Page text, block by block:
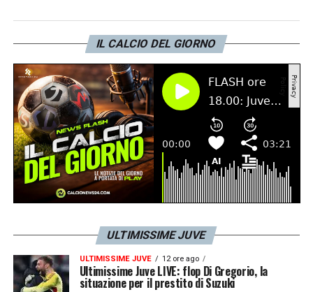
IL CALCIO DEL GIORNO
ULTIMISSIME JUVE
ULTIMISSIME JUVE 12 ore ago
Ultimissime Juve LIVE: flop Di Gregorio, la
situazione per il prestito di Suzuki